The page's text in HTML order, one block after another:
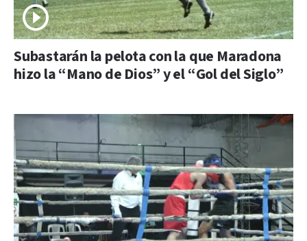
Subastarán la pelota con la que Maradona
hizo la “Mano de Dios” y el “Gol del Siglo”